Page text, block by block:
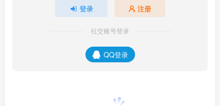
登录 注册
社交账号登录
QQ登录